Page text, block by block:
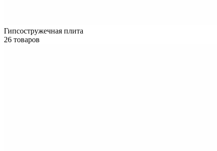
Гипсостружечная плита
26 товаров